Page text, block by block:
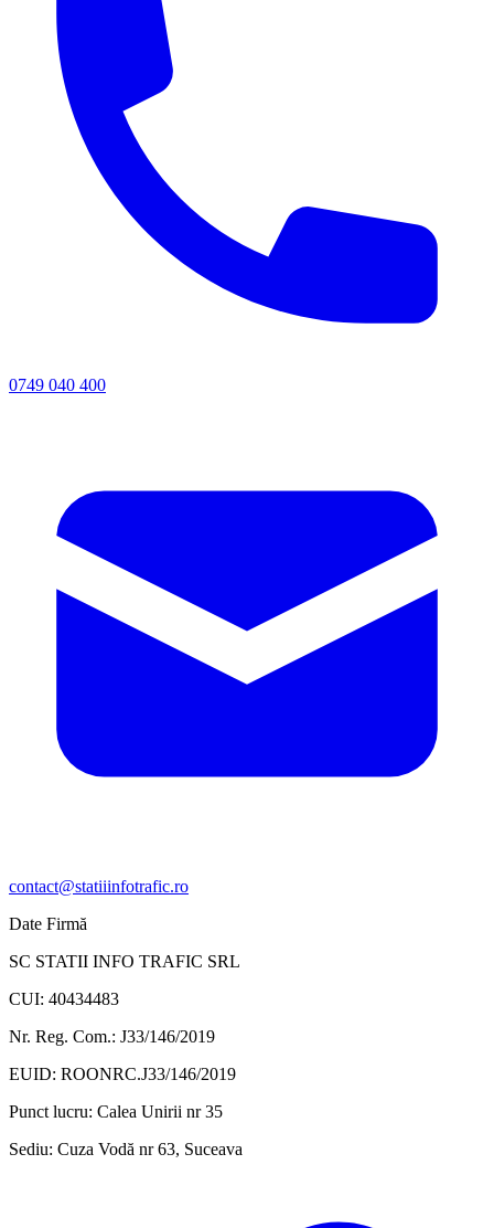
0749 040 400
contact@statiiinfotrafic.ro
Date Firmă
SC STATII INFO TRAFIC SRL
CUI: 40434483
Nr. Reg. Com.: J33/146/2019
EUID: ROONRC.J33/146/2019
Punct lucru: Calea Unirii nr 35
Sediu: Cuza Vodă nr 63, Suceava